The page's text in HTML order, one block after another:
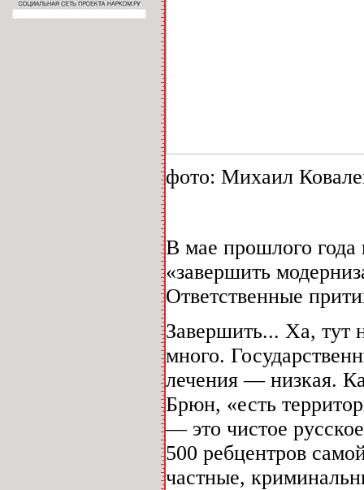
фото: Михаил
В мае прошлого года
«завершить
Ответственные
Завершить... Ха, тут
много.
лечения — низкая.
Брюн, «есть
— это чистое
500 ребцентров
частные,